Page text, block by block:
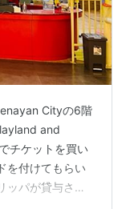
Cityの6階
and
チケットを買い
を付けてもらい
ッパが貸与され